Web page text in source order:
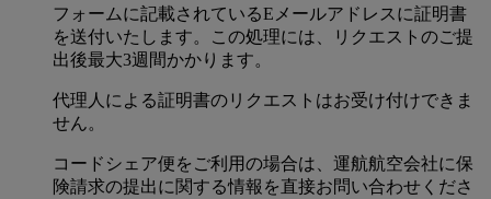
フォームに記載されているEメールアドレスに証明書
を送付いたします。この処理には、リクエストのご提
出後最大3週間かかります。
代理人による証明書のリクエストはお受け付けできま
せん。
コードシェア便をご利用の場合は、運航航空会社に保
険請求の提出に関する情報を直接お問い合わせくださ